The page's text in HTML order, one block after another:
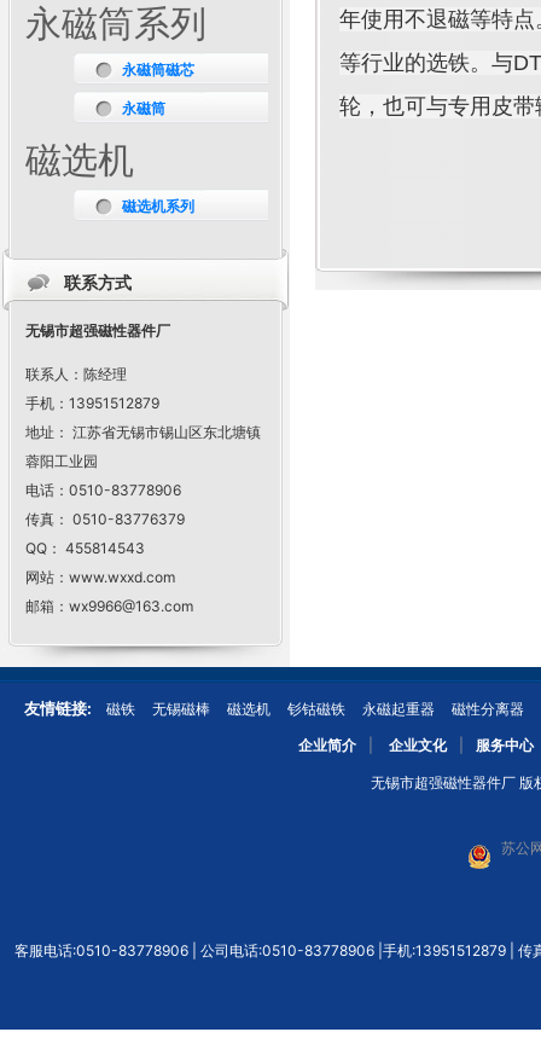
永磁筒系列
永磁筒磁芯
永磁筒
磁选机
磁选机系列
联系方式
无锡市超强磁性器件厂
联系人：陈经理
手机：13951512879
地址： 江苏省无锡市锡山区东北塘镇
蓉阳工业园
电话：0510-83778906
传真： 0510-83776379
QQ： 455814543
网站：www.wxxd.com
邮箱：wx9966@163.com
年使用不退磁等特
等行业的选铁。与
轮，也可与专用皮
友情链接: 磁铁 无锡磁棒 磁选机 钐钴磁铁 永磁起重器
磁性分离器
企业简介
企业文化 服务中心
无锡市超强磁性器件厂
苏公
客服电话:0510-83778906 | 公司电话:0510-83778906 |手机:13951512879 |